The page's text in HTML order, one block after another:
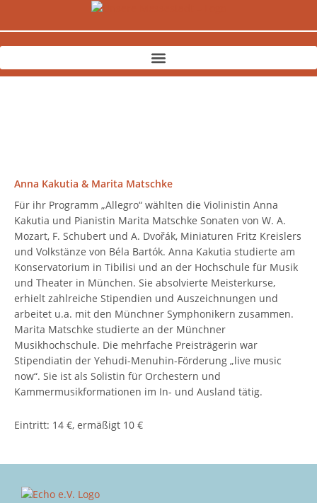
Anna Kakutia & Marita Matschke
Für ihr Programm „Allegro“ wählten die Violinistin Anna
Kakutia und Pianistin Marita Matschke Sonaten von W. A.
Mozart, F. Schubert und A. Dvořák, Miniaturen Fritz Kreislers
und Volkstänze von Béla Bartók. Anna Kakutia studierte am
Konservatorium in Tibilisi und an der Hochschule für Musik
und Theater in München. Sie absolvierte Meisterkurse,
erhielt zahlreiche Stipendien und Auszeichnungen und
arbeitet u.a. mit den Münchner Symphonikern zusammen.
Marita Matschke studierte an der Münchner
Musikhochschule. Die mehrfache Preisträgerin war
Stipendiatin der Yehudi-Menuhin-Förderung „live music
now“. Sie ist als Solistin für Orchestern und
Kammermusikformationen im In- und Ausland tätig.
Eintritt: 14 €, ermäßigt 10 €